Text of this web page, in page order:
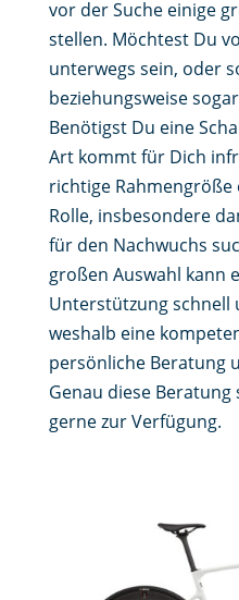
vor der Suche einige
stellen. Möchtest Du
unterwegs sein, oder
beziehungsweise
Benötigst Du eine
Art kommt für Dich
richtige
Rolle, insbesondere
für den Nachwuchs
großen Auswahl kann
Unterstützung schnell
weshalb eine
persönliche Beratung
Genau diese
gerne zur Verfügung.